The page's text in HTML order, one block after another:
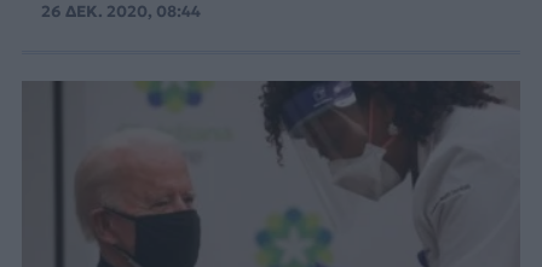
26 ΔΕΚ. 2020, 08:44